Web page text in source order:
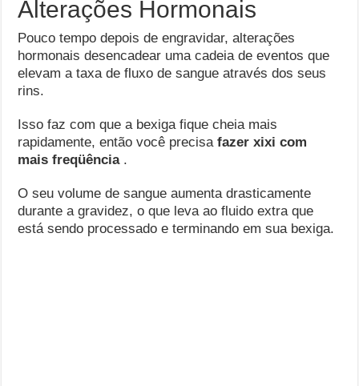
Alterações Hormonais
Pouco tempo depois de engravidar, alterações
hormonais desencadear uma cadeia de eventos que
elevam a taxa de fluxo de sangue através dos seus
rins.
Isso faz com que a bexiga fique cheia mais
rapidamente, então você precisafazer xixi com
mais freqüência.
O seu volume de sangue aumenta drasticamente
durante a gravidez, o que leva ao fluido extra que
está sendo processado e terminando em sua bexiga.